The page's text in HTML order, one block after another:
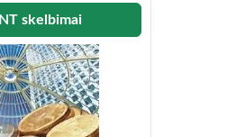
NT skelbimai